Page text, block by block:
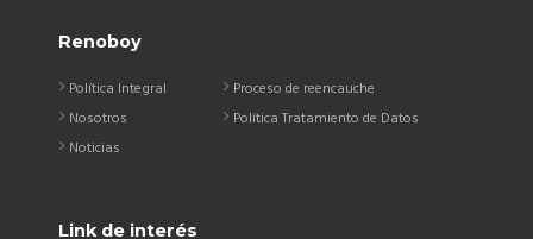
Renoboy
Política Integral
Nosotros
Noticias
Proceso de reencauche
Política Tratamiento de Datos
Link de interés